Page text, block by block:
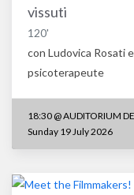
vissuti
120'
con Ludovica Rosati
psicoterapeute
18:30 @AUDITORIUM
Sunday 19 July 2026